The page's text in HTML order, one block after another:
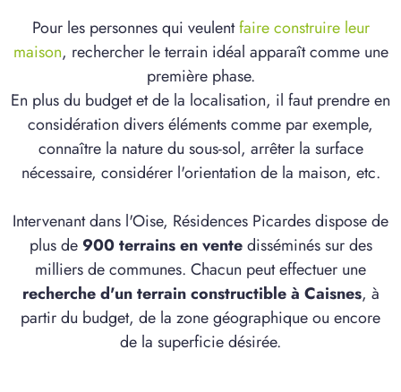
Pour les personnes qui veulentfaire construire leur
maison, rechercher le terrain idéal apparaît comme une
première phase.
En plus du budget et de la localisation, il faut prendre en
considération divers éléments comme par exemple,
connaître la nature du sous-sol, arrêter la surface
nécessaire, considérer l'orientation de la maison, etc.
Intervenant dans l'Oise, Résidences Picardes dispose de
plus de 900 terrains en ventedisséminés sur des
milliers de communes. Chacun peut effectuer une
recherche d'un terrain constructible à Caisnes, à
partir du budget, de la zone géographique ou encore
de la superficie désirée.